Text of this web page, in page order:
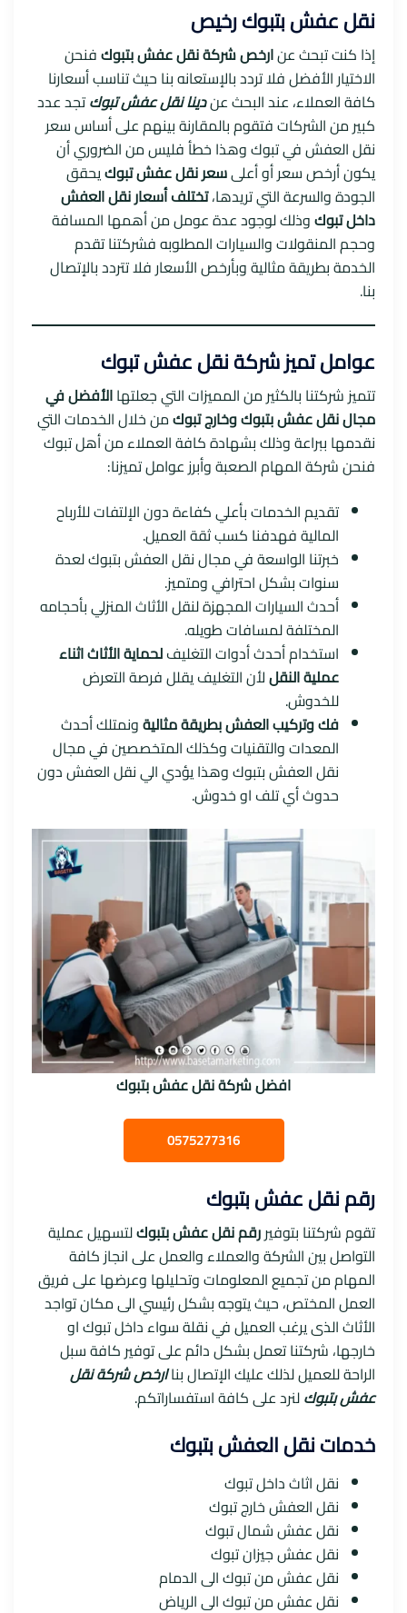
نقل عفش بتبوك رخيص
إذا كنت تبحث عنارخص شركة نقل عفش بتبوكفنحن
الاختيار الأفضل فلا تردد بالإستعانه بنا حيث تناسب أسعارنا
كافة العملاء، عند البحث عندينا نقل عفش تبوكتجد عدد
كبير من الشركات فتقوم بالمقارنة بينهم على أساس سعر
نقل العفش في تبوك وهذا خطأ فليس من الضروري أن
يكون أرخص سعر أو أعلىسعر نقل عفش تبوكيحقق
الجودة والسرعة التي تريدها،تختلف أسعار نقل العفش
داخل تبوكوذلك لوجود عدة عومل من أهمها المسافة
وحجم المنقولات والسيارات المطلوبه فشركتنا تقدم
الخدمة بطريقة مثالية وبأرخص الأسعار فلا تتردد بالإتصال
بنا.
عوامل تميز شركة نقل عفش تبوك
تتميز شركتنا بالكثير من المميزات التي جعلتهاالأفضل في
مجال نقل عفش بتبوك وخارج تبوكمن خلال الخدمات التي
نقدمها ببراعة وذلك بشهادة كافة العملاء من أهل تبوك
فنحن شركة المهام الصعبة وأبرز عوامل تميزنا:
تقديم الخدمات بأعلي كفاءة دون الإلتفات للأرباح
المالية فهدفنا كسب ثقة العميل.
خبرتنا الواسعة في مجال نقل العفش بتبوك لعدة
سنوات بشكل احترافي ومتميز.
أحدث السيارات المجهزة لنقل الأثاث المنزلي بأحجامه
المختلفة لمسافات طويله.
استخدام أحدث أدوات التغليفلحماية الأثاث اثناء
عملية النقللأن التغليف يقلل فرصة التعرض
للخدوش.
فك وتركيب العفش بطريقة مثاليةونمتلك أحدث
المعدات والتقنيات وكذلك المتخصصين في مجال
نقل العفش بتبوك وهذا يؤدي الي نقل العفش دون
حدوث أي تلف او خدوش.
افضل شركة نقل عفش بتبوك
0575277316
رقم نقل عفش بتبوك
تقوم شركتنا بتوفيررقم نقل عفش بتبوكلتسهيل عملية
التواصل بين الشركة والعملاء والعمل على انجاز كافة
المهام من تجميع المعلومات وتحليلها وعرضها على فريق
العمل المختص، حيث يتوجه بشكل رئيسي الى مكان تواجد
الأثاث الذى يرغب العميل في نقلة سواء داخل تبوك او
خارجها، شركتنا تعمل بشكل دائم على توفير كافة سبل
الراحة للعميل لذلك عليك الإتصال بناارخص شركة نقل
عفش بتبوكلنرد على كافة استفساراتكم.
خدمات نقل العفش بتبوك
نقل اثاث داخل تبوك
نقل العفش خارج تبوك
نقل عفش شمال تبوك
نقل عفش جيزان تبوك
نقل عفش من تبوك الى الدمام
نقل عفش من تبوك الى الرياض